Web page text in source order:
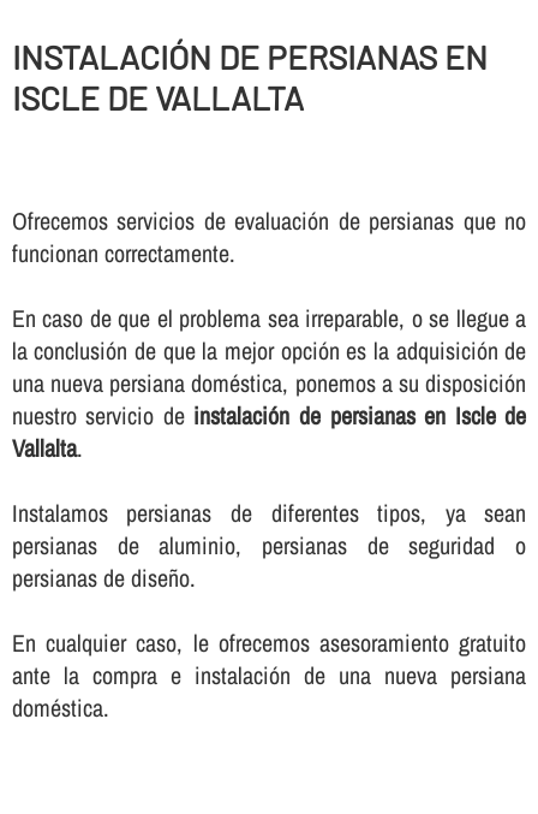
INSTALACIÓN DE PERSIANAS EN
ISCLE DE VALLALTA
Ofrecemos servicios de evaluación de persianas que no
funcionan correctamente.
En caso de que el problema sea irreparable, o se llegue a
la conclusión de que la mejor opción es la adquisición de
una nueva persiana doméstica, ponemos a su disposición
nuestro servicio de instalación de persianas en Iscle de
Vallalta.
Instalamos persianas de diferentes tipos, ya sean
persianas de aluminio, persianas de seguridad o
persianas de diseño.
En cualquier caso, le ofrecemos asesoramiento gratuito
ante la compra e instalación de una nueva persiana
doméstica.